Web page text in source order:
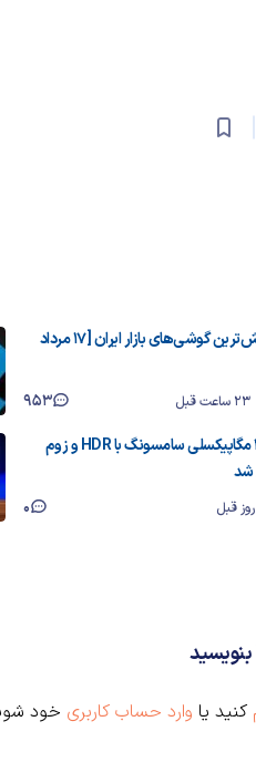
قیمت روز پرفروش‌ترین گوشی‌های بازار ایران [17 مرداد
23 ساعت قبل 953
سنسور جدید ۲۰۰ مگاپیکسلی سامسونگ با HDR و زوم
شد
0
کنید یا وارد حساب کاربری خود